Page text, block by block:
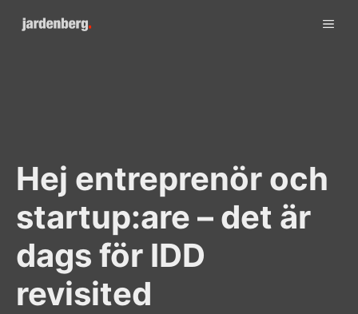
Hej entreprenör och
startup:are – det är
dags för IDD
revisited